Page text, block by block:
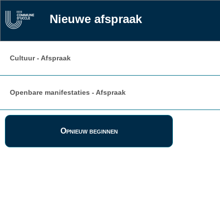
Nieuwe afspraak
Cultuur - Afspraak
Openbare manifestaties - Afspraak
Opnieuw beginnen